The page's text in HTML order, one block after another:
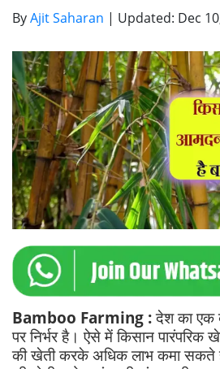
ByAjit Saharan | Updated: Dec
Bamboo Farming :देश का एक
पर निर्भर है। ऐसे में किसान
की खेती करके अधिक लाभ कमा सकते